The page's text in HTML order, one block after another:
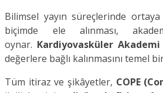
Bilimsel yayın süreçlerinde
biçimde ele alınması,
oynar. Kardiyovasküler Akademi
değerlere bağlı kalınmasını temel
Tüm itiraz ve şikâyetler, COPE